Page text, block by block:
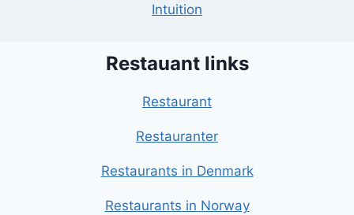
Intuition
Restauant links
Restaurant
Restauranter
Restaurants in Denmark
Restaurants in Norway